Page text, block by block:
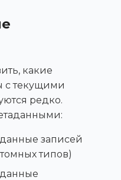
какие
с текущими
редко.
записей
типов)